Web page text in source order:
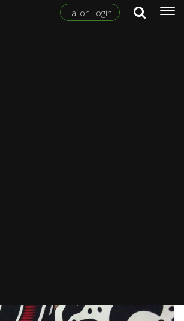
Tailor Login